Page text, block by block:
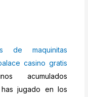
de maquinitas
casino gratis
acumulados
has jugado en los